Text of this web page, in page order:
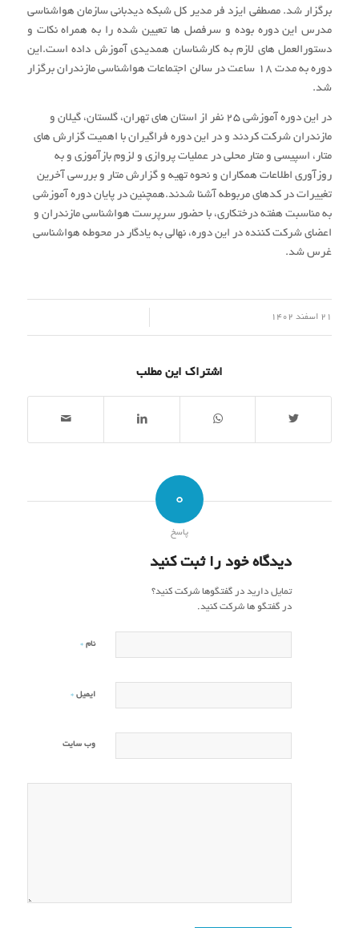
برگزار شد.مصطفی ایزد فر مدیر کل شبکه دیدبانی سازمان هواشناسی
مدرس این دوره بوده و سرفصل ها تعیین شده را به همراه نکات و
دستورالعمل های لازم به کارشناسان همدیدی آموزش داده است.این
دوره به مدت ۱۸ ساعت در سالن اجتماعات هواشناسی مازندران برگزار
شد.
در این دوره آموزشی 25 نفر از استان های تهران، گلستان، گیلان و
مازندران شرکت کردند و در این دوره فراگیران با اهمیت گزارش های
متار، اسپیسی و متار محلی در عملیات پروازی و لزوم بازآموزی و به
روزآوری اطلاعات همکاران و نحوه تهیه و گزارش متار و بررسی آخرین
تغییرات در کدهای مربوطه آشنا شدند.همچنین در پایان دوره آموزشی
به مناسبت هفته درختکاری، با حضور سرپرست هواشناسی مازندران و
اعضای شرکت کننده در این دوره، نهالی به یادگار در محوطه هواشناسی
غرس شد.
21 اسفند 1402
اشتراک این مطلب
0
پاسخ
دیدگاه خود را ثبت کنید
تمایل دارید در گفتگوها شرکت کنید؟
در گفتگو ها شرکت کنید.
نام *
ایمیل *
وب‌ سایت